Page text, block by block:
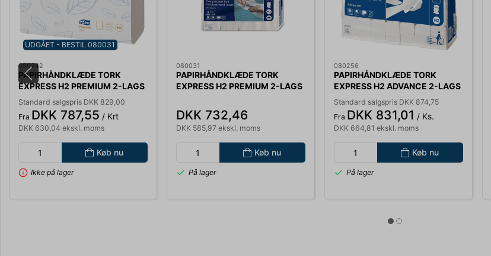
UDGÅET - BESTIL 080031
080242
PAPIRHÅNDKLÆDE TORK
EXPRESS H2 PREMIUM 2-LAGS
M-FOLD 21PK/110ARK 100288
2310 ARK, 4 FOLD. UDGÅET ***
ERSTATTES AF 080031
Standard salgspris DKK 829,00
Fra DKK 787,55 / Krt
DKK 630,04 ekskl. moms
Køb nu
Ikke på lager
080031
PAPIRHÅNDKLÆDE TORK
EXPRESS H2 PREMIUM 2-LAGS
FOLD. KOMPRIMEREDE -
100288 ER UDGÅET!
DKK 732,46
DKK 585,97 ekskl. moms
Køb nu
På lager
080256
PAPIRHÅNDKLÆDE TORK
EXPRESS H2 ADVANCE 2-LAGS
M-FOLD 21 PK. A 180 ARK, 3
FOLD. NU 120398
Standard salgspris DKK 874,75
Fra DKK 831,01 / Ks.
DKK 664,81 ekskl. moms
Køb nu
På lager